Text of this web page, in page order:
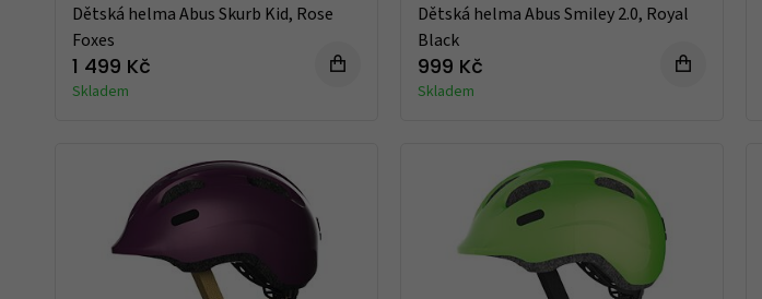
Dětská helma Abus Skurb Kid, Rose
Foxes
1 499 Kč
Skladem
Dětská helma Abus Smiley 2.0, Royal
Black
999 Kč
Skladem